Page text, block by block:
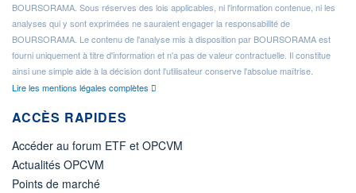
BOURSORAMA. Sous réserves des lois applicables, ni l'information contenue, ni les
analyses qui y sont exprimées ne sauraient engager la responsabilité de
BOURSORAMA. Le contenu de l'analyse mis à disposition par BOURSORAMA est
fourni uniquement à titre d'information et n'a pas de valeur contractuelle. Il constitue
ainsi une simple aide à la décision dont l'utilisateur conserve l'absolue maîtrise.
Lire les mentions légales complètes
ACCÈS RAPIDES
Accéder au forum ETF et OPCVM
Actualités OPCVM
Points de marché